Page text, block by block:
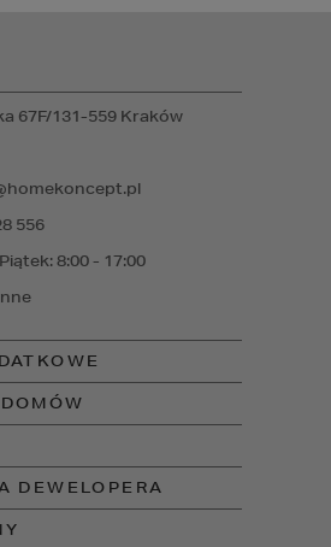
DEWELOPERA
8:00 - 17:00
556
67F/131-559 Kraków